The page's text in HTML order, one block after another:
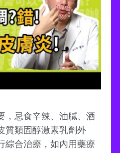
，忌食辛辣、油膩、酒
質類固醇激素乳劑外
綜合治療，如內用藥療